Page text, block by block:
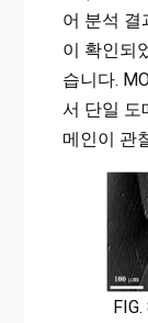
어 분석 결
이 확인되
습니다.
서 단일 도
메인이 관